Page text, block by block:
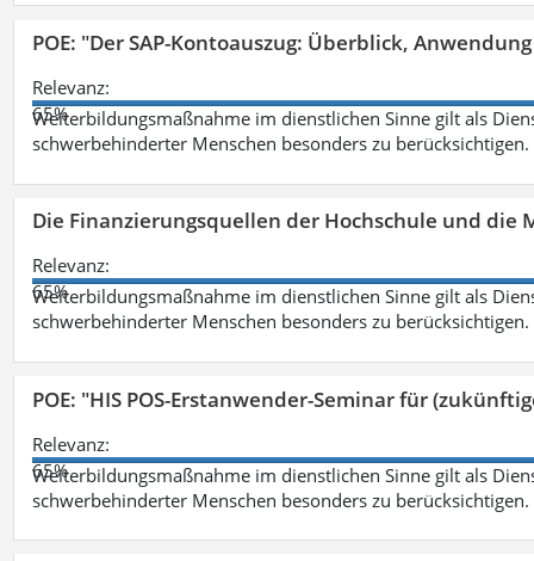
POE: "Der SAP-Kontoauszug: Überblick,
Relevanz:
65%
Weiterbildungsmaßnahme im dienstlichen Sinne gilt als
schwerbehinderter Menschen besonders zu berücksichtigen.
Die Finanzierungsquellen der Hochschule und die
Relevanz:
65%
Weiterbildungsmaßnahme im dienstlichen Sinne gilt als
schwerbehinderter Menschen besonders zu berücksichtigen.
POE: "HIS POS-Erstanwender-Seminar für
Relevanz:
65%
Weiterbildungsmaßnahme im dienstlichen Sinne gilt als
schwerbehinderter Menschen besonders zu berücksichtigen.